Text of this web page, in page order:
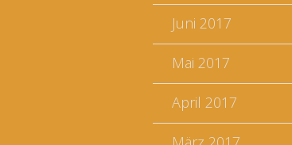
Juni 2017
Mai 2017
April 2017